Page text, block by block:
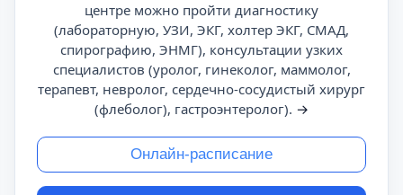
центре можно пройти диагностику
(лабораторную, УЗИ, ЭКГ, холтер ЭКГ, СМАД,
спирографию, ЭНМГ), консультации узких
специалистов (уролог, гинеколог, маммолог,
терапевт, невролог, сердечно-сосудистый хирург
(флеболог), гастроэнтеролог). →
Онлайн-расписание